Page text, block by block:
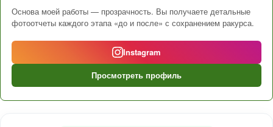
Основа моей работы — прозрачность. Вы получаете детальные
фотоотчеты каждого этапа «до и после» с сохранением ракурса.
Instagram
Просмотреть профиль